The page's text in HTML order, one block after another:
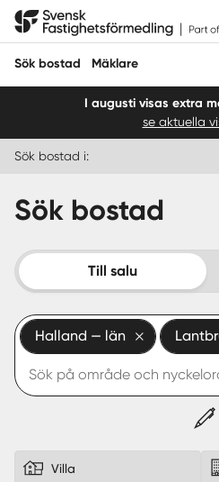
Hoppa
Svensk Fastighetsförmedling
Sök bostad Mäklare
Sälja
Köpa
Start
Logga in
I augusti visas extra
se aktuella
Sök bostad i:
Sök bostad
Till salu
Halland — län
Villa